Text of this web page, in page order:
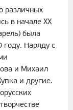
различных
в начале XX
была
Наряду с
и Михаил
и другие.